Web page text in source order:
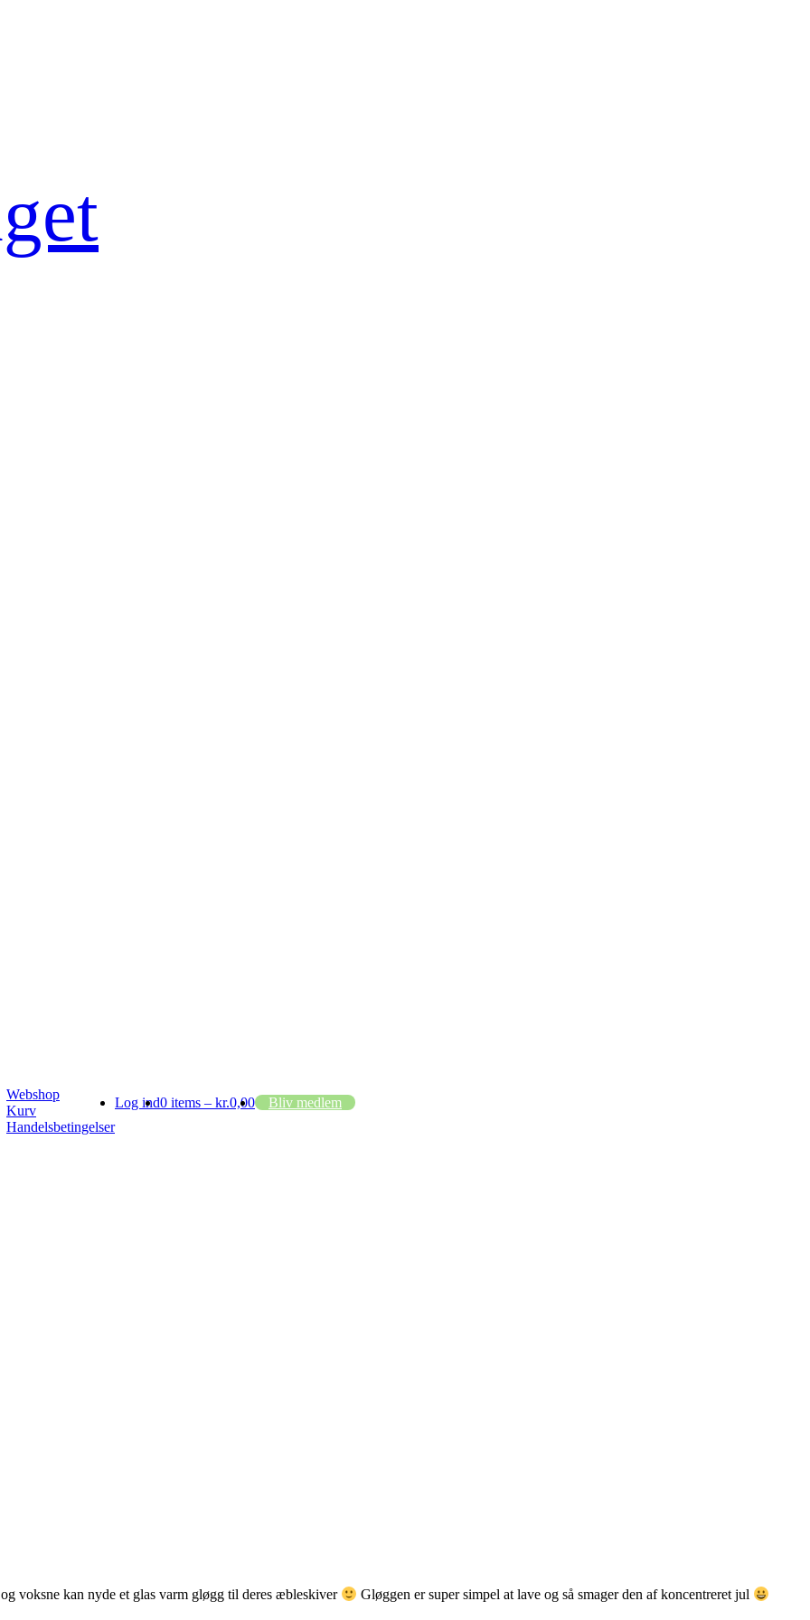
Webshop
Kurv
Handelsbetingelser
Log ind Bliv medlem
0 items – kr.0,00
voksne kan nyde et glas varm gløgg til deres æbleskiver Gløggen er super simpel at lave og så smager den af koncentreret jul